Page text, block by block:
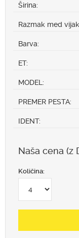
Širina:
Razmak med
Barva:
ET:
MODEL:
PREMER PESTA:
IDENT:
Naša cena (z
Količina: